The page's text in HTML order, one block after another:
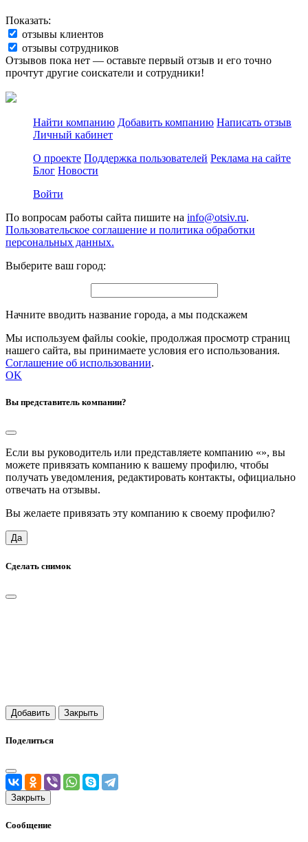
Показать:
отзывы клиентов
отзывы сотрудников
Отзывов пока нет — оставьте первый отзыв и его точно
прочтут другие соискатели и сотрудники!
Найти компанию Добавить компанию Написать отзыв
Личный кабинет
О проекте Поддержка пользователей Реклама на сайте
Блог Новости
Войти
По вопросам работы сайта пишите на info@otsiv.ru.
Пользовательское соглашение и политика обработки
персональных данных.
Выберите ваш город:
Начните вводить название города, а мы подскажем
Мы используем файлы cookie, продолжая просмотр страниц
нашего сайта, вы принимаете условия его использования.
Соглашение об использовании.
OK
Вы представитель компании?
Если вы руководитель или представляете компанию «», вы
можете привязать компанию к вашему профилю, чтобы
получать уведомления, редактировать контакты, официально
отвечать на отзывы.
Вы желаете привязать эту компанию к своему профилю?
Да
Сделать снимок
Добавить Закрыть
Поделиться
Закрыть
Сообщение